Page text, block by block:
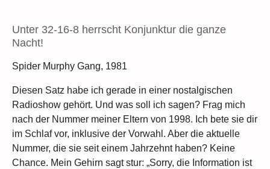
Unter 32-16-8 herrscht Konjunktur die ganze
Nacht!
Spider Murphy Gang, 1981
Diesen Satz habe ich gerade in einer nostalgischen
Radioshow gehört. Und was soll ich sagen? Frag mich
nach der Nummer meiner Eltern von 1998. Ich bete sie dir
im Schlaf vor, inklusive der Vorwahl. Aber die aktuelle
Nummer, die sie seit einem Jahrzehnt haben? Keine
Chance. Mein Gehirn sagt stur: „Sorry, die Information ist